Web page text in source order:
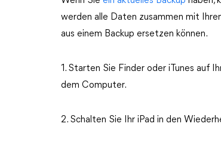
werden alle Daten zusammen mit
aus einem Backup ersetzen können.
1. Starten Sie Finder oder iTunes auf
dem Computer.
2. Schalten Sie Ihr iPad in den